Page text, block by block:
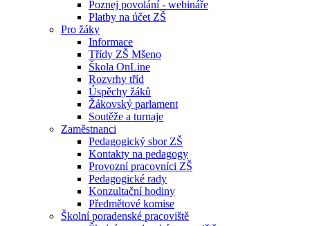
Poznej povolání - webináře
Platby na účet ZŠ
Pro žáky
Informace
Třídy ZŠ Mšeno
Škola OnLine
Rozvrhy tříd
Úspěchy žáků
Žákovský parlament
Soutěže a turnaje
Zaměstnanci
Pedagogický sbor ZŠ
Kontakty na pedagogy
Provozní pracovníci ZŠ
Pedagogické rady
Konzultační hodiny
Předmětové komise
Školní poradenské pracoviště